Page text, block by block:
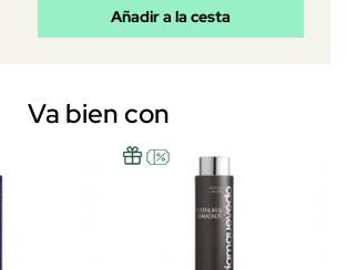
Añadir a la cesta
Va bien con